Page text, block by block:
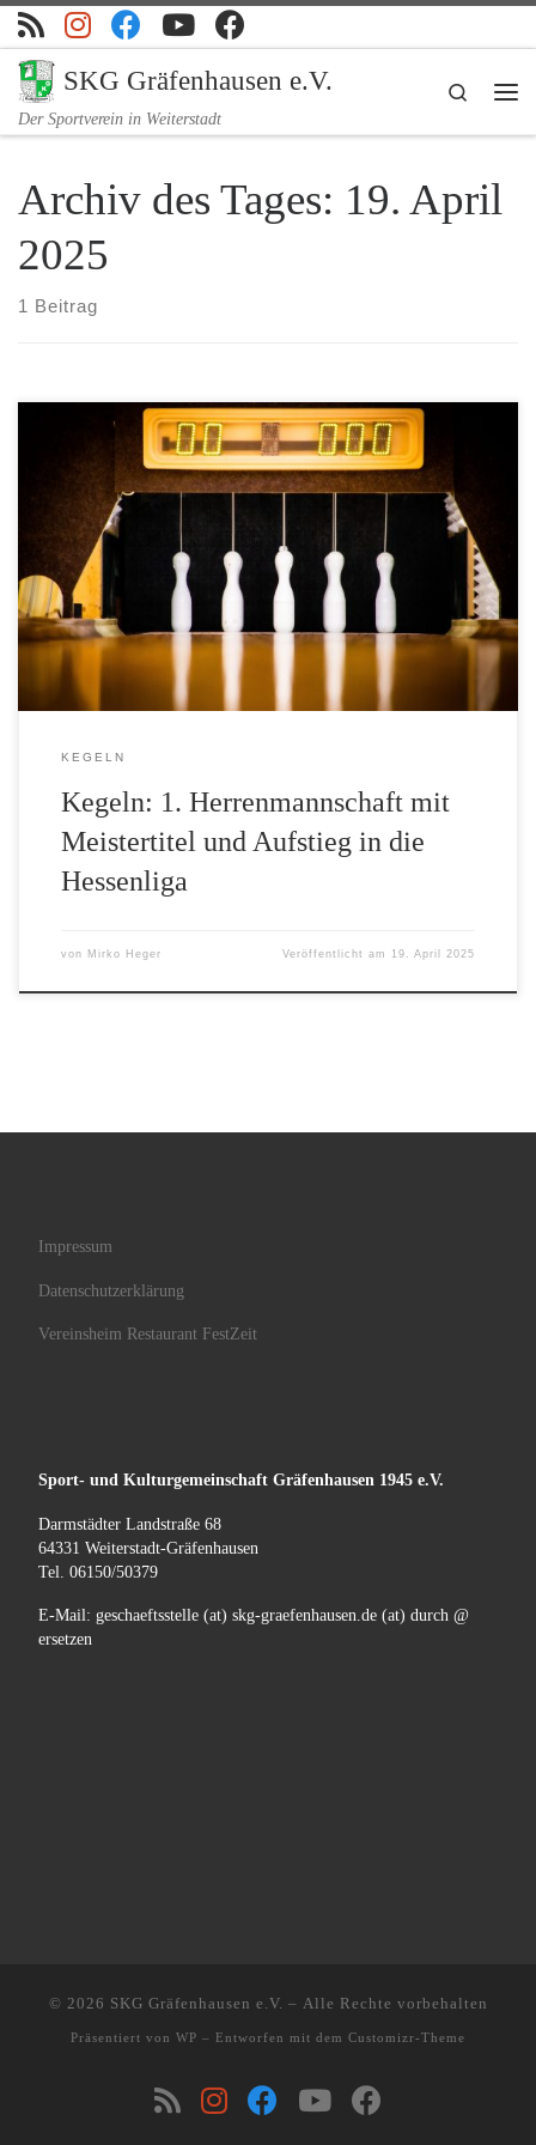
Zum Inhalt springen
SKG Gräfenhausen e.V.
Der Sportverein in Weiterstadt
Search
Archiv des Tages: 19. April
2025
1 Beitrag
Es ist vollbracht! Nach dem bitteren Abstieg im letzten Jahr schafft
die 1. Herrenmannschaft der SKG den sofortigen Wiederaufstieg
in die nun eingleisige Hessenliga, die höchste Spielklasse auf
Landesebene unterhalb der 2. Bundesliga. Am letzten Spieltag
wurde die Meisterschaft endgültig eingefahren. Mit dem Duellsieg
von Marko Trograncic im Startpaar des […]
KEGELN
Kegeln: 1. Herrenmannschaft mit
Meistertitel und Aufstieg in die
Hessenliga
von Mirko Heger Veröffentlicht am 19. April 2025
Impressum
Datenschutzerklärung
Vereinsheim Restaurant FestZeit
Sport- und Kulturgemeinschaft Gräfenhausen 1945 e.V.
Darmstädter Landstraße 68
64331 Weiterstadt-Gräfenhausen
Tel. 06150/50379
E-Mail: geschaeftsstelle (at) skg-graefenhausen.de (at) durch @
ersetzen
© 2026 SKG Gräfenhausen e.V. – Alle Rechte vorbehalten
Präsentiert von WP – Entworfen mit dem Customizr-Theme